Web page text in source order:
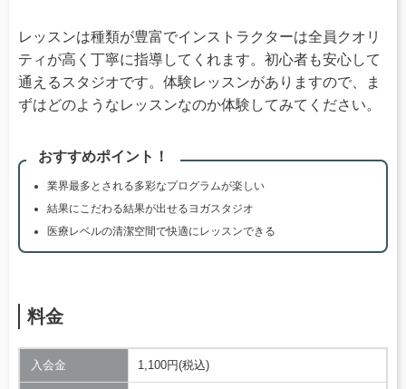
レッスンは種類が豊富でインストラクターは全員クオリ
ティが高く丁寧に指導してくれます。初心者も安心して
通えるスタジオです。体験レッスンがありますので、ま
ずはどのようなレッスンなのか体験してみてください。
おすすめポイント！
業界最多とされる多彩なプログラムが楽しい
結果にこだわる結果が出せるヨガスタジオ
医療レベルの清潔空間で快適にレッスンできる
料金
入会金 1,100円(税込)